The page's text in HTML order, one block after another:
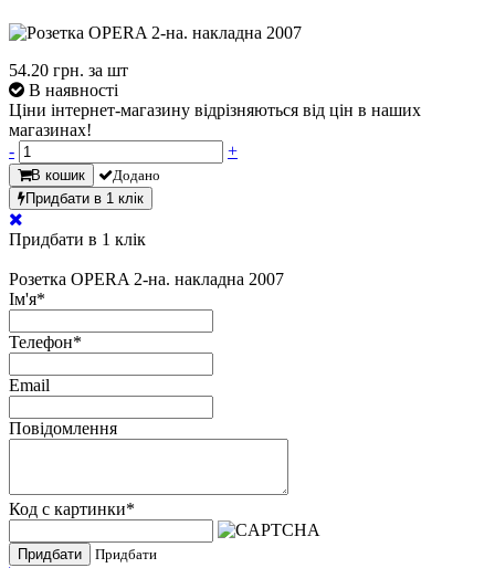
54.20 грн. за шт
В наявності
Ціни інтернет-магазину відрізняються від цін в наших
магазинах!
-
+
В кошик
Додано
Придбати в 1 клік
Придбати в 1 клік
Розетка OPERA 2-на. накладна 2007
Ім'я*
Телефон*
Email
Повідомлення
Код с картинки*
Придбати Придбати